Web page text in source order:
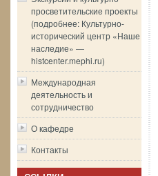
просветительские проекты
(подробнее: Культурно-
исторический центр «Наше
наследие» —
histcenter.mephi.ru)
Международная
деятельность и
сотрудничество
О кафедре
Контакты